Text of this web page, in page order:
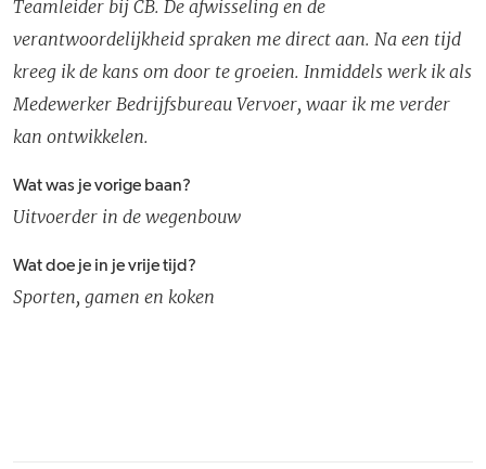
Teamleider bij CB. De afwisseling en de
verantwoordelijkheid spraken me direct aan. Na een tijd
kreeg ik de kans om door te groeien. Inmiddels werk ik als
Medewerker Bedrijfsbureau Vervoer, waar ik me verder
kan ontwikkelen.
Wat was je vorige baan?
Uitvoerder in de wegenbouw
Wat doe je in je vrije tijd?
Sporten, gamen en koken